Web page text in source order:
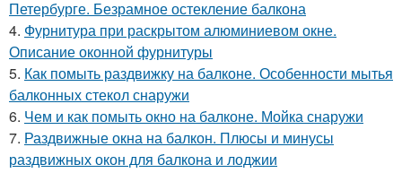
Петербурге. Безрамное остекление балкона
4. Фурнитура при раскрытом алюминиевом окне.
Описание оконной фурнитуры
5. Как помыть раздвижку на балконе. Особенности мытья
балконных стекол снаружи
6. Чем и как помыть окно на балконе. Мойка снаружи
7. Раздвижные окна на балкон. Плюсы и минусы
раздвижных окон для балкона и лоджии